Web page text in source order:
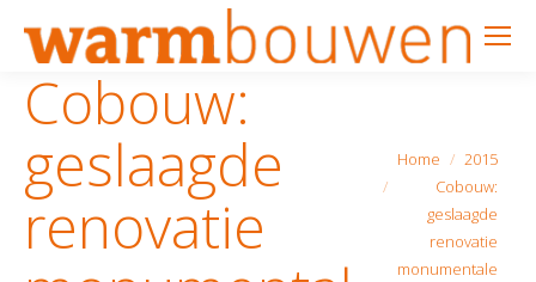
Cobouw:
geslaagde
renovatie
Je bent hier:
Home
2015
Cobouw:
geslaagde
renovatie
monumentale